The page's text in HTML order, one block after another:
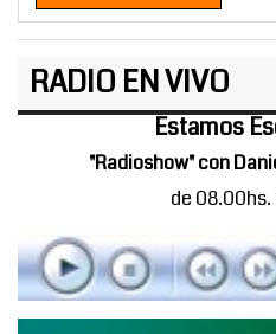
RADIO EN VIVO
Estamos
"Radioshow" con
de 08.00hs.